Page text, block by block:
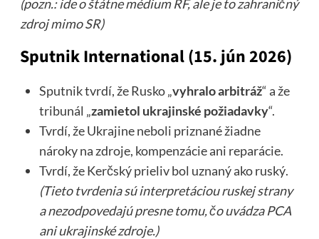
(pozn.: ide o štátne médium RF, ale je to zahraničný
zdroj mimo SR)
Sputnik International (15. jún 2026)
Sputnik tvrdí, že Rusko „vyhralo arbitráž“ a že
tribunál „zamietol ukrajinské požiadavky“.
Tvrdí, že Ukrajine neboli priznané žiadne
nároky na zdroje, kompenzácie ani reparácie.
Tvrdí, že Kerčský prieliv bol uznaný ako ruský.
(Tieto tvrdenia sú interpretáciou ruskej strany
a nezodpovedajú presne tomu, čo uvádza PCA
ani ukrajinské zdroje.)